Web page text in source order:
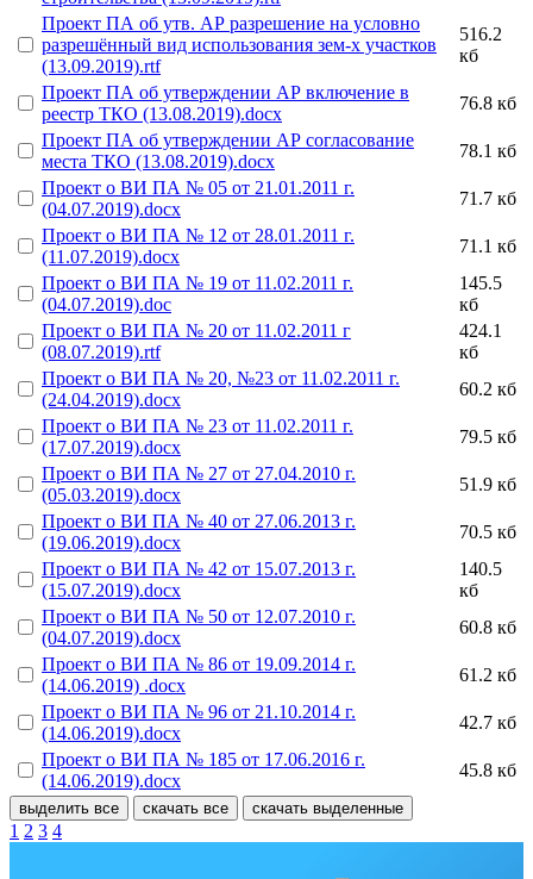
Проект ПА об утв. АР разрешение на условно
разрешённый вид использования зем-х участков
(13.09.2019).rtf
516.2
кб
Проект ПА об утверждении АР включение в
реестр ТКО (13.08.2019).docx
76.8 кб
Проект ПА об утверждении АР согласование
места ТКО (13.08.2019).docx
78.1 кб
Проект о ВИ ПА № 05 от 21.01.2011 г.
(04.07.2019).docx
71.7 кб
Проект о ВИ ПА № 12 от 28.01.2011 г.
(11.07.2019).docx
71.1 кб
Проект о ВИ ПА № 19 от 11.02.2011 г.
(04.07.2019).doc
145.5
кб
Проект о ВИ ПА № 20 от 11.02.2011 г
(08.07.2019).rtf
424.1
кб
Проект о ВИ ПА № 20, №23 от 11.02.2011 г.
(24.04.2019).docx
60.2 кб
Проект о ВИ ПА № 23 от 11.02.2011 г.
(17.07.2019).docx
79.5 кб
Проект о ВИ ПА № 27 от 27.04.2010 г.
(05.03.2019).docx
51.9 кб
Проект о ВИ ПА № 40 от 27.06.2013 г.
(19.06.2019).docx
70.5 кб
Проект о ВИ ПА № 42 от 15.07.2013 г.
(15.07.2019).docx
140.5
кб
Проект о ВИ ПА № 50 от 12.07.2010 г.
(04.07.2019).docx
60.8 кб
Проект о ВИ ПА № 86 от 19.09.2014 г.
(14.06.2019) .docx
61.2 кб
Проект о ВИ ПА № 96 от 21.10.2014 г.
(14.06.2019).docx
42.7 кб
Проект о ВИ ПА № 185 от 17.06.2016 г.
(14.06.2019).docx
45.8 кб
выделить все скачать все скачать выделенные
1 2 3 4